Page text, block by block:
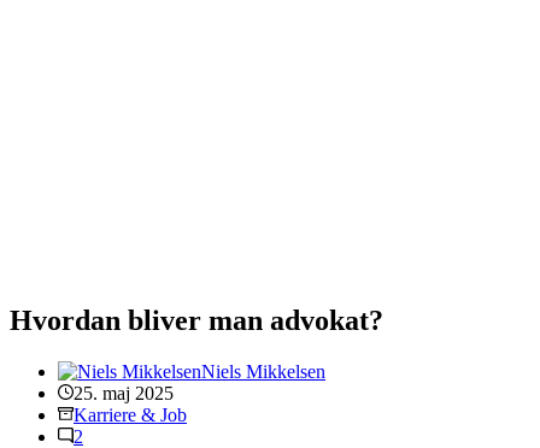
Hvordan bliver man advokat?
Niels Mikkelsen
25. maj 2025
Karriere & Job
2